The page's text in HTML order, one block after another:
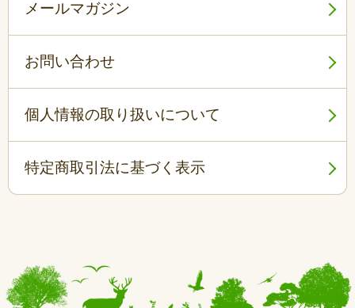
メールマガジン
お問い合わせ
個人情報の取り扱いについて
特定商取引法に基づく表示